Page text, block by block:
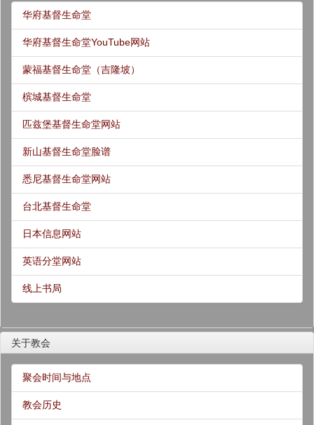
华府基督生命堂
华府基督生命堂YouTube网站
蒙福基督生命堂（吉隆坡）
槟城基督生命堂
匹兹堡基督生命堂网站
新山基督生命堂脸谱
悉尼基督生命堂网站
台北基督生命堂
日本信息网站
英语分堂网站
线上书局
关于教会
聚会时间与地点
教会历史